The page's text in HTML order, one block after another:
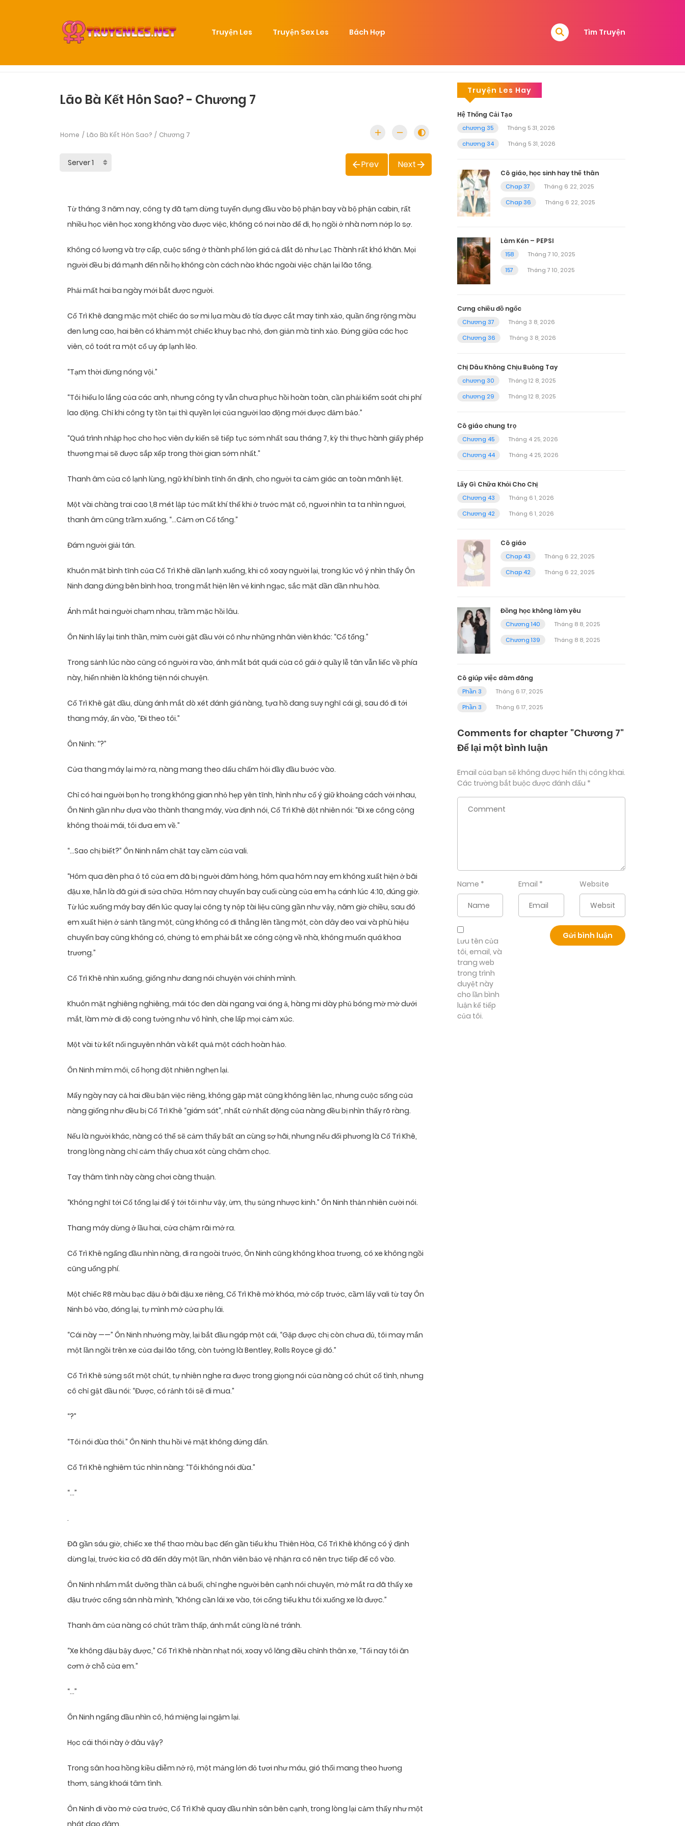
Truyện Les Truyện Sex Les Bách Hợp Tìm Truyện
Lão Bà Kết Hôn Sao? - Chương 7
Home Lão Bà Kết Hôn Sao? Chương 7
Prev Next
Từ tháng 3 năm nay, công ty đã tạm dừng tuyển dụng đầu vào bộ phận bay và bộ phận cabin, rất
nhiều học viên học xong không vào được việc, không có nơi nào để đi, họ ngồi ở nhà nơm nớp lo sợ.
Không có lương và trợ cấp, cuộc sống ở thành phố lớn giá cả đắt đỏ như Lạc Thành rất khó khăn. Mọi
người đều bị đá mạnh đến nỗi họ không còn cách nào khác ngoài việc chặn lại lão tổng.
Phải mất hai ba ngày mới bắt được người.
Cố Trì Khê đang mặc một chiếc áo sơ mi lụa màu đỏ tía được cắt may tinh xảo, quần ống rộng màu
đen lưng cao, hai bên có khảm một chiếc khuy bạc nhỏ, đơn giản mà tinh xảo. Đứng giữa các học
viên, cô toát ra một cổ uy áp lạnh lẽo.
“Tạm thời đừng nóng vội.”
“Tôi hiểu lo lắng của các anh, nhưng công ty vẫn chưa phục hồi hoàn toàn, cần phải kiểm soát chi phí
lao động. Chỉ khi công ty tồn tại thì quyền lợi của người lao động mới được đảm bảo.”
“Quá trình nhập học cho học viên dự kiến ​​​​sẽ tiếp tục sớm nhất sau tháng 7, kỳ thi thực hành giấy phép
thương mại sẽ được sắp xếp trong thời gian sớm nhất.”
Thanh âm của cô lạnh lùng, ngữ khí bình tĩnh ổn định, cho người ta cảm giác an toàn mãnh liệt.
Một vài chàng trai cao 1,8 mét lập tức mất khí thế khi ở trước mặt cô, ngươi nhìn ta ta nhìn ngươi,
thanh âm cũng trầm xuống, “…Cảm ơn Cố tổng.”
Đám người giải tán.
Khuôn mặt bình tĩnh của Cố Trì Khê dần lạnh xuống, khi cô xoay người lại, trong lúc vô ý nhìn thấy Ôn
Ninh đang đứng bên bình hoa, trong mắt hiện lên vẻ kinh ngạc, sắc mặt dần dần nhu hòa.
Ánh mắt hai người chạm nhau, trầm mặc hồi lâu.
Ôn Ninh lấy lại tinh thần, mỉm cười gật đầu với cô như những nhân viên khác: “Cố tổng.”
Trong sảnh lúc nào cũng có người ra vào, ánh mắt bát quái của cô gái ở quầy lễ tân vẫn liếc về phía
này, hiển nhiên là không tiện nói chuyện.
Cố Trì Khê gật đầu, dùng ánh mắt dò xét đánh giá nàng, tựa hồ đang suy nghĩ cái gì, sau đó đi tới
thang máy, ấn vào, “Đi theo tôi.”
Ôn Ninh: “?”
Cửa thang máy lại mở ra, nàng mang theo dấu chấm hỏi đầy đầu bước vào.
Chỉ có hai người bọn họ trong không gian nhỏ hẹp yên tĩnh, hình như cố ý giữ khoảng cách với nhau,
Ôn Ninh gần như dựa vào thành thang máy, vừa định nói, Cố Trì Khê đột nhiên nói: “Đi xe công cộng
không thoải mái, tôi đưa em về.”
“…Sao chị biết?” Ôn Ninh nắm chặt tay cầm của vali.
“Hôm qua đèn pha ô tô của em đã bị người đâm hỏng, hôm qua hôm nay em không xuất hiện ở bãi
đậu xe, hẳn là đã gửi đi sửa chữa. Hôm nay chuyến bay cuối cùng của em hạ cánh lúc 4:10, đúng giờ.
Từ lúc xuống máy bay đến lúc quay lại công ty nộp tài liệu cũng gần như vậy, năm giờ chiều, sau đó
em xuất hiện ở sảnh tầng một, cũng không có đi thẳng lên tầng một, còn dây đeo vai và phù hiệu
chuyến bay cũng không có, chứng tỏ em phải bắt xe công cộng về nhà, không muốn quá khoa
trương.”
Cố Trì Khê nhìn xuống, giống như đang nói chuyện với chính mình.
Khuôn mặt nghiêng nghiêng, mái tóc đen dài ngang vai óng ả, hàng mi dày phủ bóng mờ mờ dưới
mắt, làm mờ đi độ cong tưởng như vô hình, che lấp mọi cảm xúc.
Một vài từ kết nối nguyên nhân và kết quả một cách hoàn hảo.
Ôn Ninh mím môi, cổ họng đột nhiên nghẹn lại.
Mấy ngày nay cả hai đều bận việc riêng, không gặp mặt cũng không liên lạc, nhưng cuộc sống của
nàng giống như đều bị Cố Trì Khê “giám sát”, nhất cử nhất động của nàng đều bị nhìn thấy rõ ràng.
Nếu là người khác, nàng có thể sẽ cảm thấy bất an cùng sợ hãi, nhưng nếu đối phương là Cố Trì Khê,
trong lòng nàng chỉ cảm thấy chua xót cùng châm chọc.
Tay thâm tình này càng chơi càng thuận.
“Không nghĩ tới Cố tổng lại để ý tới tôi như vậy, ừm, thụ sủng nhược kinh.” Ôn Ninh thản nhiên cười nói.
Thang máy dừng ở lầu hai, cửa chậm rãi mở ra.
Cố Trì Khê ngẩng đầu nhìn nàng, đi ra ngoài trước, Ôn Ninh cũng không khoa trương, có xe không ngồi
cũng uổng phí.
Một chiếc R8 màu bạc đậu ở bãi đậu xe riêng, Cố Trì Khê mở khóa, mở cốp trước, cầm lấy vali từ tay Ôn
Ninh bỏ vào, đóng lại, tự mình mở cửa phụ lái.
“Cái này ——” Ôn Ninh nhướng mày, lại bắt đầu ngáp một cái, “Gặp được chị còn chưa đủ, tôi may mắn
một lần ngồi trên xe của đại lão tổng, còn tưởng là Bentley, Rolls Royce gì đó.”
Cố Trì Khê sửng sốt một chút, tự nhiên nghe ra được trong giọng nói của nàng có chút cố tình, nhưng
cô chỉ gật đầu nói: “Được, có rảnh tôi sẽ đi mua.”
“?”
“Tôi nói đùa thôi.” Ôn Ninh thu hồi vẻ mặt không đứng đắn.
Cố Trì Khê nghiêm túc nhìn nàng: “Tôi không nói đùa.”
“…”
.
Đã gần sáu giờ, chiếc xe thể thao màu bạc đến gần tiểu khu Thiên Hòa, Cố Trì Khê không có ý định
dừng lại, trước kia cô đã đến đây một lần, nhân viên bảo vệ nhận ra cô nên trực tiếp để cô vào.
Ôn Ninh nhắm mắt dưỡng thần cả buổi, chỉ nghe người bên cạnh nói chuyện, mở mắt ra đã thấy xe
đậu trước cổng sân nhà mình, “Không cần lái xe vào, tới cổng tiểu khu tôi xuống xe là được.”
Thanh âm của nàng có chút trầm thấp, ánh mắt cũng là né tránh.
“Xe không đậu bậy được,” Cố Trì Khê nhàn nhạt nói, xoay vô lăng điều chỉnh thân xe, “Tối nay tôi ăn
cơm ở chỗ của em.”
“…”
Ôn Ninh ngẩng đầu nhìn cô, há miệng lại ngậm lại.
Học cái thói này ở đâu vậy?
Trong sân hoa hồng kiều diễm nở rộ, một mảng lớn đỏ tươi như máu, gió thổi mang theo hương
thơm, sảng khoái tâm tình.
Ôn Ninh đi vào mở cửa trước, Cố Trì Khê quay đầu nhìn sân bên cạnh, trong lòng lại cảm thấy như một
Truyện Les Hay
Hệ Thống Cải Tạo
chương 35
Tháng 5 31, 2026
chương 34
Tháng 5 31, 2026
Cô giáo, học sinh hay thế thân
Chap 37
Tháng 6 22, 2025
Chap 36
Tháng 6 22, 2025
Làm Kén – PEPSI
158
Tháng 7 10, 2025
157
Tháng 7 10, 2025
Cưng chiều đồ ngốc
Chương 37
Tháng 3 8, 2026
Chương 36
Tháng 3 8, 2026
Chị Dâu Không Chịu Buông Tay
chương 30
Tháng 12 8, 2025
chương 29
Tháng 12 8, 2025
Cô giáo chung trọ
Chương 45
Tháng 4 25, 2026
Chương 44
Tháng 4 25, 2026
Lấy Gì Chữa Khỏi Cho Chị
Chương 43
Tháng 6 1, 2026
Chương 42
Tháng 6 1, 2026
Cô giáo
Chap 43
Tháng 6 22, 2025
Chap 42
Tháng 6 22, 2025
Đồng học không làm yêu
Chương 140
Tháng 8 8, 2025
Chương 139
Tháng 8 8, 2025
Cô giúp việc dâm đãng
Phần 3
Tháng 6 17, 2025
Phần 3
Tháng 6 17, 2025
Comments for chapter "Chương 7"
Để lại một bình luận
Email của bạn sẽ không được hiển thị công khai.
Các trường bắt buộc được đánh dấu *
Name * Email * Website
Lưu tên của
tôi, email, và
trang web
trong trình
duyệt này
cho lần bình
luận kế tiếp
của tôi.